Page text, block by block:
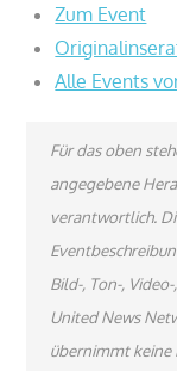
Zum Event
Alle Events
Für das oben
angegebene
verantwortlich.
Bild-, Ton-,
United News
übernimmt keine